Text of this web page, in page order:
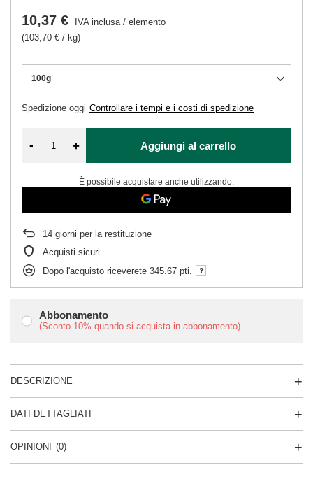
Abbonamento
(Sconto 10% quando si acquista in abbonamento)
100g
Spedizione oggi Controllare i tempi e i costi di spedizione
10,37 € IVA inclusa/ elemento
(103,70 € / kg)
- + Aggiungi al carrello
È possibile acquistare anche utilizzando:
14 giorni per la restituzione
Acquisti sicuri
Dopo l'acquisto riceverete 345.67 pti.
DESCRIZIONE
DATI DETTAGLIATI
OPINIONI (0)